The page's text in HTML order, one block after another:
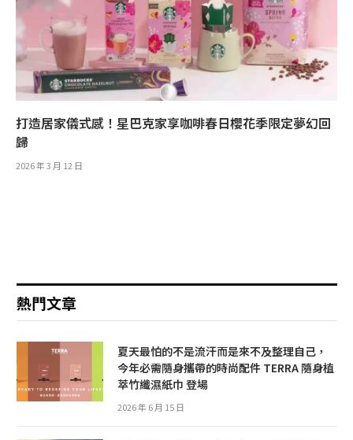
打造居家儀式感！星巴克家享咖啡春日櫻花季限定夢幻回
歸
2026 年 3 月 12 日
熱門文章
夏天最怕的不是流汗而是來不及整理自己，
今年必需隨身攜帶的時尚配件 TERRA 隨身植
萃竹纖濕紙巾 登場
2026 年 6 月 15 日